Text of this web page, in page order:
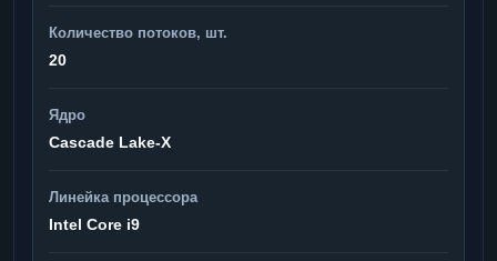
Количество потоков, шт.
20
Ядро
Cascade Lake-X
Линейка процессора
Intel Core i9